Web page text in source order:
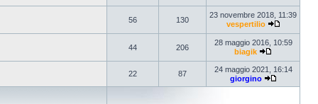
56 130
23 novembre 2018, 11:39
vespertilio
44 206
28 maggio 2016, 10:59
biagik
22 87
24 maggio 2021, 16:14
giorgino